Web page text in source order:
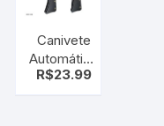
Canivete
Automático
Tático C/
R$23.99